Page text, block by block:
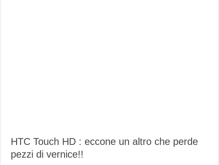
HTC Touch HD : eccone un altro che perde
pezzi di vernice!!